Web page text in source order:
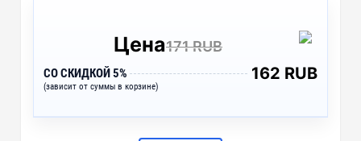
Цена171 RUB
СО СКИДКОЙ 5%
(зависит от суммы в корзине)
162 RUB